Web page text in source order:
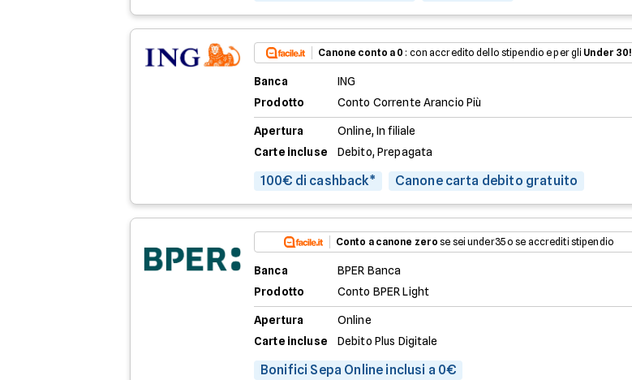
Canone conto a 0 : con accredito dello stipendio e per gli Under 30!
Banca
ING
Prodotto
Conto Corrente Arancio Più
Apertura
Online, In filiale
Carte incluse
Debito, Prepagata
100€ di cashback* Canone carta debito gratuito
Conto a canone zero se sei under35 o se accrediti stipendio
Banca
BPER Banca
Prodotto
Conto BPER Light
Apertura
Online
Carte incluse
Debito Plus Digitale
Bonifici Sepa Online inclusi a 0€